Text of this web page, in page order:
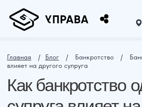
Выбрать город
Как банкротство одного
супруга влияет на
финансовое положение